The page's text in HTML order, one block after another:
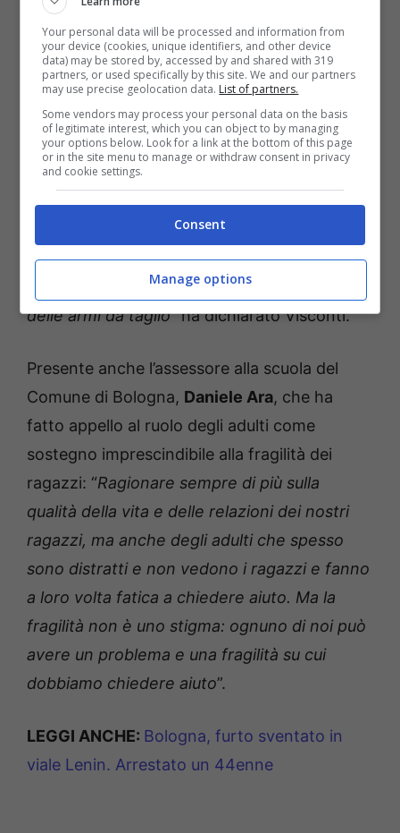
a libera vendita, e poi basta anche un’arma
piccolissima per poter far male. È un tema su
cui stiamo ragionando”.
A questo proposito, è previsto un percorso di
collaborazione tra istituzioni scolastiche e
forze dell’ordine per rinforzare i controlli tra i
giovani studenti: “Ho dato disposizioni
chiarissime alle forze di polizia di
relazionarmi tra una settimana sulle possibili
iniziative per limitare questo uso assurdo
delle armi da taglio” ha dichiarato Visconti.
Presente anche l’assessore alla scuola del
Comune di Bologna, Daniele Ara, che ha
fatto appello al ruolo degli adulti come
sostegno imprescindibile alla fragilità dei
ragazzi: “Ragionare sempre di più sulla
qualità della vita e delle relazioni dei nostri
ragazzi, ma anche degli adulti che spesso
sono distratti e non vedono i ragazzi e fanno
a loro volta fatica a chiedere aiuto. Ma la
fragilità non è uno stigma: ognuno di noi può
avere un problema e una fragilità su cui
dobbiamo chiedere aiuto”.
LEGGI ANCHE: Bologna, furto sventato in
viale Lenin. Arrestato un 44enne
Your personal data will be processed and information from
your device (cookies, unique identifiers, and other device
data) may be stored by, accessed by and shared with 319
partners, or used specifically by this site. We and our partners
may use precise geolocation data. List of partners.
Some vendors may process your personal data on the basis
of legitimate interest, which you can object to by managing
your options below. Look for a link at the bottom of this page
or in the site menu to manage or withdraw consent in privacy
and cookie settings.
Consent
Manage options